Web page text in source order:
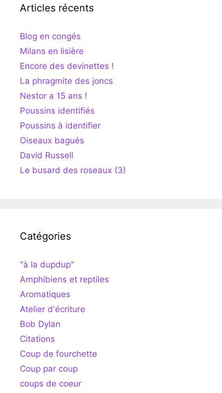
Articles récents
Blog en congés
Milans en lisière
Encore des devinettes !
La phragmite des joncs
Nestor a 15 ans !
Poussins identifiés
Poussins à identifier
Oiseaux bagués
David Russell
Le busard des roseaux (3)
Catégories
"à la dupdup"
Amphibiens et reptiles
Aromatiques
Atelier d'écriture
Bob Dylan
Citations
Coup de fourchette
Coup par coup
coups de coeur